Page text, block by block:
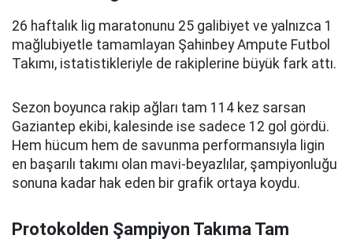
26 haftalık lig maratonunu 25 galibiyet ve yalnızca 1
mağlubiyetle tamamlayan Şahinbey Ampute Futbol
Takımı, istatistikleriyle de rakiplerine büyük fark attı.
Sezon boyunca rakip ağları tam 114 kez sarsan
Gaziantep ekibi, kalesinde ise sadece 12 gol gördü.
Hem hücum hem de savunma performansıyla ligin
en başarılı takımı olan mavi-beyazlılar, şampiyonluğu
sonuna kadar hak eden bir grafik ortaya koydu.
Protokolden Şampiyon Takıma Tam